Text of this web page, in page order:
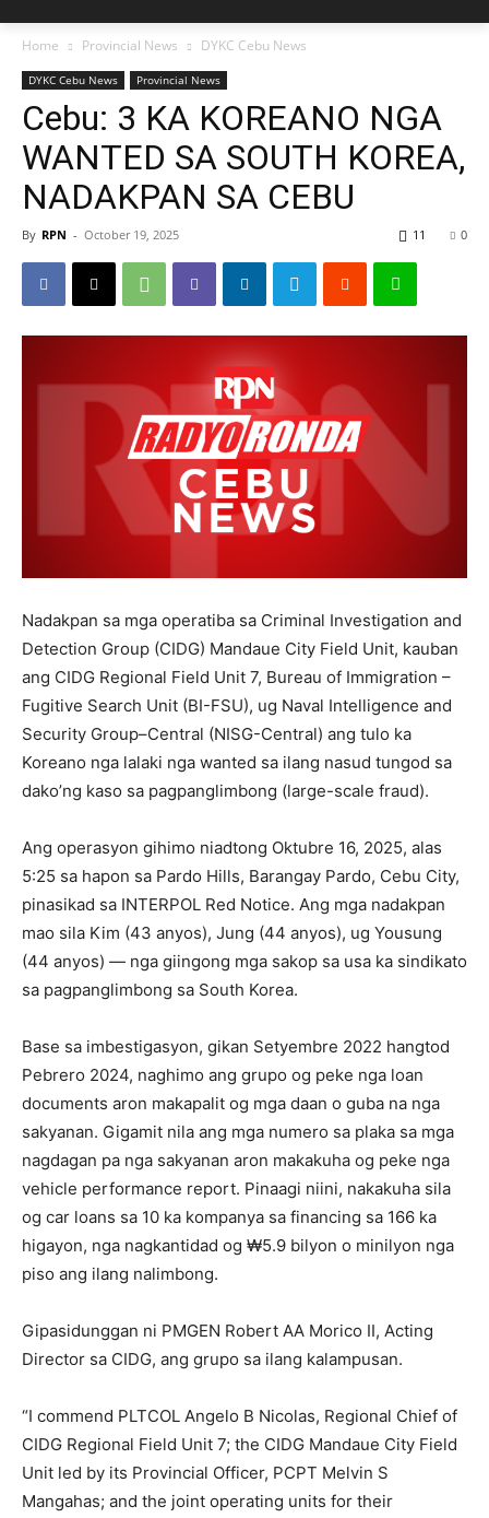
Home Provincial News DYKC Cebu News
DYKC Cebu News Provincial News
Cebu: 3 KA KOREANO NGA
WANTED SA SOUTH KOREA,
NADAKPAN SA CEBU
By RPN - October 19, 2025 0
11
Nadakpan sa mga operatiba sa Criminal Investigation and
Detection Group (CIDG) Mandaue City Field Unit, kauban
ang CIDG Regional Field Unit 7, Bureau of Immigration –
Fugitive Search Unit (BI-FSU), ug Naval Intelligence and
Security Group–Central (NISG-Central) ang tulo ka
Koreano nga lalaki nga wanted sa ilang nasud tungod sa
dako’ng kaso sa pagpanglimbong (large-scale fraud).
Ang operasyon gihimo niadtong Oktubre 16, 2025, alas
5:25 sa hapon sa Pardo Hills, Barangay Pardo, Cebu City,
pinasikad sa INTERPOL Red Notice. Ang mga nadakpan
mao sila Kim (43 anyos), Jung (44 anyos), ug Yousung
(44 anyos) — nga giingong mga sakop sa usa ka sindikato
sa pagpanglimbong sa South Korea.
Base sa imbestigasyon, gikan Setyembre 2022 hangtod
Pebrero 2024, naghimo ang grupo og peke nga loan
documents aron makapalit og mga daan o guba na nga
sakyanan. Gigamit nila ang mga numero sa plaka sa mga
nagdagan pa nga sakyanan aron makakuha og peke nga
vehicle performance report. Pinaagi niini, nakakuha sila
og car loans sa 10 ka kompanya sa financing sa 166 ka
higayon, nga nagkantidad og ₩5.9 bilyon o minilyon nga
piso ang ilang nalimbong.
Gipasidunggan ni PMGEN Robert AA Morico II, Acting
Director sa CIDG, ang grupo sa ilang kalampusan.
“I commend PLTCOL Angelo B Nicolas, Regional Chief of
CIDG Regional Field Unit 7; the CIDG Mandaue City Field
Unit led by its Provincial Officer, PCPT Melvin S
Mangahas; and the joint operating units for their